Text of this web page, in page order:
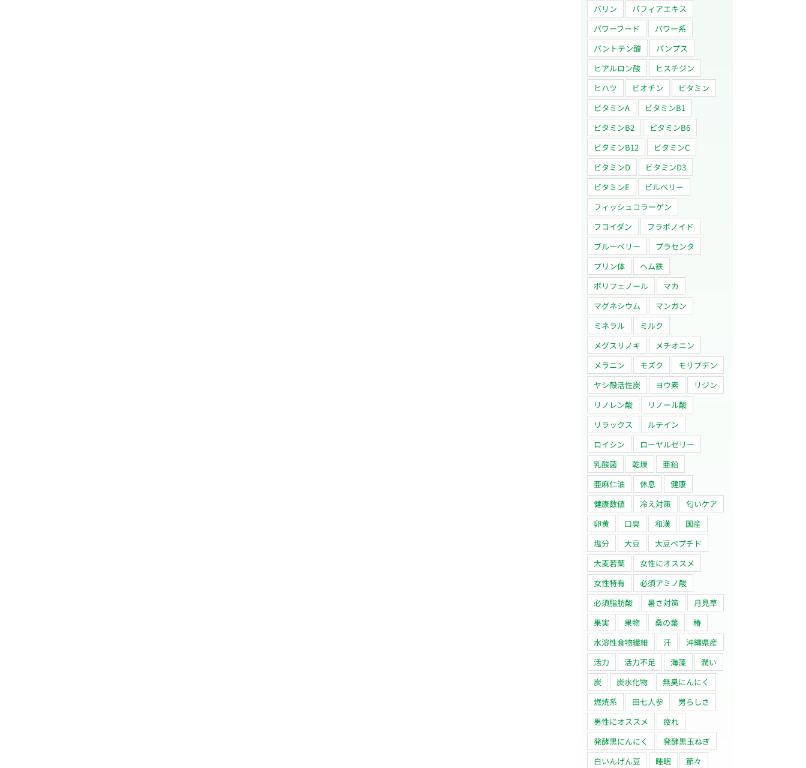
バリン
パフィアエキス
パワーフード
パワー系
パントテン酸
パンプス
ヒアルロン酸
ヒスチジン
ヒハツ
ビオチン
ビタミン
ビタミンA
ビタミンB1
ビタミンB2
ビタミンB6
ビタミンB12
ビタミンC
ビタミンD
ビタミンD3
ビタミンE
ビルベリー
フィッシュコラーゲン
フコイダン
フラボノイド
ブルーベリー
プラセンタ
プリン体
ヘム鉄
ポリフェノール
マカ
マグネシウム
マンガン
ミネラル
ミルク
メグスリノキ
メチオニン
メラニン
モズク
モリブデン
ヤシ殻活性炭
ヨウ素
リジン
リノレン酸
リノール酸
リラックス
ルテイン
ロイシン
ローヤルゼリー
乳酸菌
乾燥
亜鉛
亜麻仁油
休息
健康
健康数値
冷え対策
匂いケア
卵黄
口臭 和漢
国産
塩分
大豆
大豆ペプチド
大麦若葉
女性にオススメ
女性特有
必須アミノ酸
必須脂肪酸
暑さ対策
月見草
果実
果物 桑の葉
椿
水溶性食物繊維
汗
沖縄県産
活力
活力不足 海藻
潤い
炭
炭水化物
無臭にんにく
燃焼系
田七人参
男らしさ
男性にオススメ
疲れ
発酵黒にんにく
発酵黒玉ねぎ
白いんげん豆
睡眠 節々